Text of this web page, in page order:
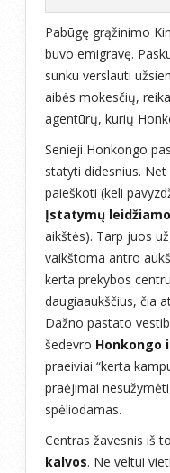
Pabūgę grąžinimo
buvo emigravę.
sunku verslauti
aibės mokesčių,
agentūrų, kurių
Senieji Honkongo
statyti didesnius.
paieškoti (keli
Įstatymų
aikštės). Tarp juos
vaikštoma antro
kerta prekybos
daugiaaukščius, čia
Dažno pastato
šedevro Honkongo
praeiviai “kerta
praėjimai
spėliodamas.
Centras žavesnis iš
kalvos. Ne veltui